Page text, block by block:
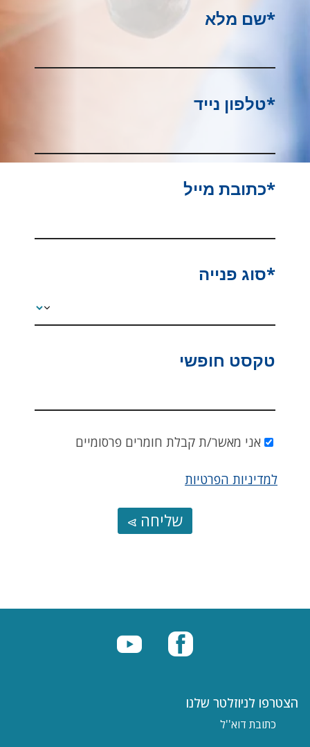
*שם מלא
*טלפון נייד
*כתובת מייל
*סוג פנייה
טקסט חופשי
אני מאשר/ת קבלת חומרים פרסומיים
למדיניות הפרטיות
שליחה
הצטרפו לניוזלטר שלנו